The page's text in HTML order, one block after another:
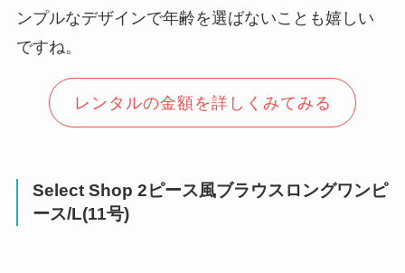
ンプルなデザインで年齢を選ばないことも嬉しい
ですね。
レンタルの金額を詳しくみてみる
Select Shop 2ピース風ブラウスロングワンピ
ース/L(11号)